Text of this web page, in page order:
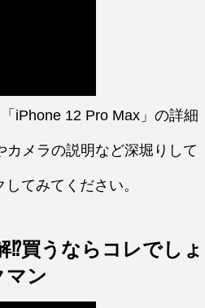
iPhone 12 Pro Max」の詳細
カメラの説明など深堀りして
てみてください。
⁉️買うならコレでしょ
マン